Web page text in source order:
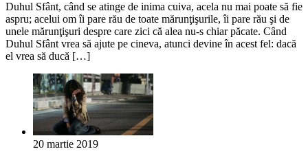
Duhul Sfânt, când se atinge de inima cuiva, acela nu mai poate să fie
aspru; acelui om îi pare rău de toate mărunţişurile, îi pare rău şi de
unele mărunţişuri despre care zici că alea nu-s chiar păcate. Când
Duhul Sfânt vrea să ajute pe cineva, atunci devine în acest fel: dacă
el vrea să ducă […]
20 martie 2019